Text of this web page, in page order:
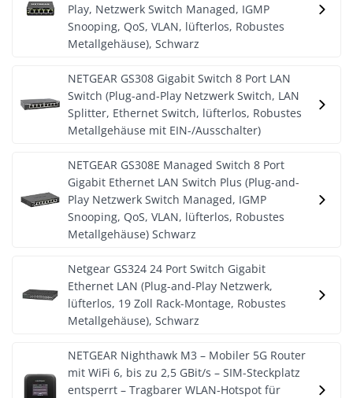
Play, Netzwerk Switch Managed, IGMP
Snooping, QoS, VLAN, lüfterlos, Robustes
Metallgehäuse), Schwarz
NETGEAR GS308 Gigabit Switch 8 Port LAN
Switch (Plug-and-Play Netzwerk Switch, LAN
Splitter, Ethernet Switch, lüfterlos, Robustes
Metallgehäuse mit EIN-/Ausschalter)
NETGEAR GS308E Managed Switch 8 Port
Gigabit Ethernet LAN Switch Plus (Plug-and-
Play Netzwerk Switch Managed, IGMP
Snooping, QoS, VLAN, lüfterlos, Robustes
Metallgehäuse) Schwarz
Netgear GS324 24 Port Switch Gigabit
Ethernet LAN (Plug-and-Play Netzwerk,
lüfterlos, 19 Zoll Rack-Montage, Robustes
Metallgehäuse), Schwarz
NETGEAR Nighthawk M3 – Mobiler 5G Router
mit WiFi 6, bis zu 2,5 GBit/s – SIM-Steckplatz
entsperrt – Tragbarer WLAN-Hotspot für